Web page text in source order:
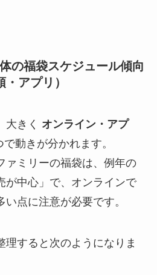
の福袋スケジュール傾向
・アプリ）
大きく オンライン・アプ
で動きが分かれます。
ァミリーの福袋は、例年の
が中心」で、オンラインで
点に注意が必要です。
理すると次のようになりま